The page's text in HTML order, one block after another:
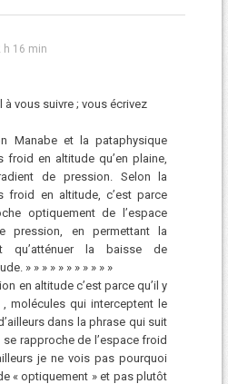
h 16 min
à vous suivre ; vous écrivez
Manabe et la pataphysique
froid en altitude qu’en plaine,
de pression. Selon la
froid en altitude, c’est parce
optiquement de l’espace
pression, en permettant la
qu’atténuer la baisse de
» » » » » » » » » » »
en altitude c’est parce qu’il y
molécules qui interceptent le
dans la phrase qui suit
rapproche de l’espace froid
je ne vois pas pourquoi
« optiquement » et pas plutôt